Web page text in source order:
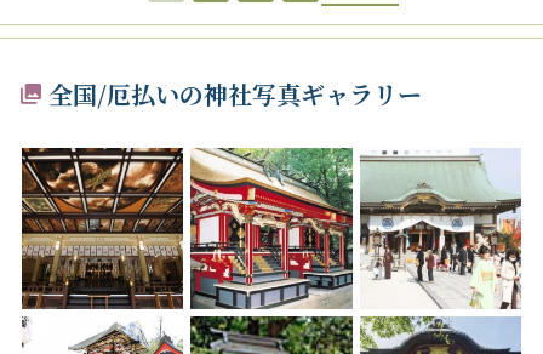
全国/厄払いの神社写真ギャラリー